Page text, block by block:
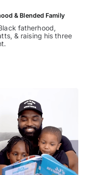
& Blended Family
fatherhood,
& raising his three